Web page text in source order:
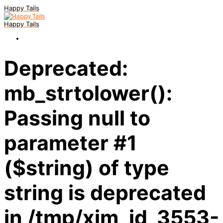
Happy Tails
Happy Tails
Deprecated:
mb_strtolower():
Passing null to
parameter #1
($string) of type
string is deprecated
in /tmp/xim_id_3553-